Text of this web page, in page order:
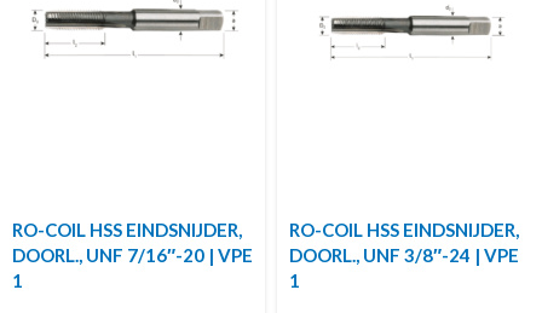
RO-COIL HSS EINDSNIJDER,
DOORL., UNF 7/16″-20 | VPE
1
RO-COIL HSS EINDSNIJDER,
DOORL., UNF 3/8″-24 | VPE
1